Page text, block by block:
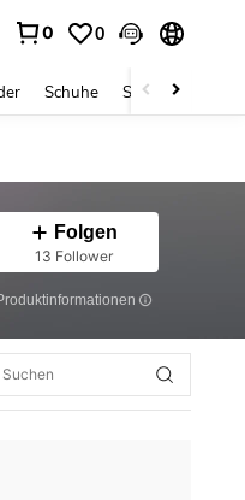
0 0
Schuhe Schmuck &
Folgen
13 Follower